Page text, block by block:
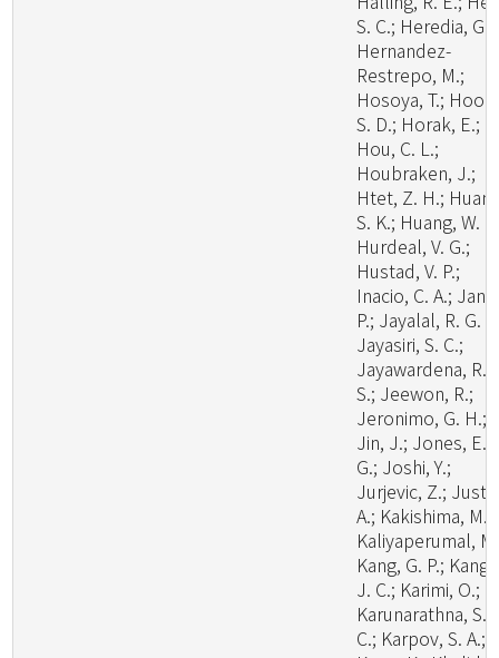
S. C.; Heredia, G.;
Hernandez-
Restrepo, M.;
Hosoya, T.; Hoog,
S. D.; Horak, E.;
Hou, C. L.;
Houbraken, J.;
Htet, Z. H.;
S. K.; Huang, W.
Hurdeal, V. G.;
Hustad, V. P.;
Inacio, C. A.;
P.; Jayalal, R. G.
Jayasiri, S. C.;
Jayawardena, R.
S.; Jeewon, R.;
Jeronimo, G. H.;
Jin, J.; Jones, E.
G.; Joshi, Y.;
Jurjevic, Z.;
A.; Kakishima, M.;
Kaliyaperumal,
Kang, G. P.; Kang,
J. C.; Karimi, O.;
Karunarathna, S.
C.; Karpov, S. A.;